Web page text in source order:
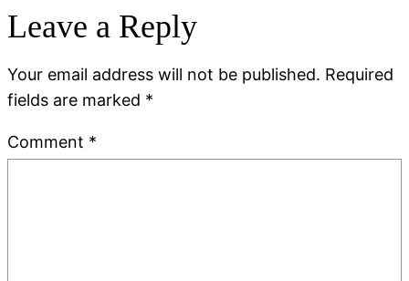
Leave a Reply
Your email address will not be published. Required
fields are marked *
Comment *